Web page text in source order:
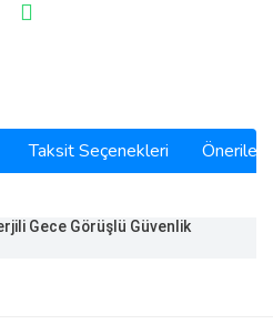
Taksit Seçenekleri
Gece Görüşlü Güvenlik